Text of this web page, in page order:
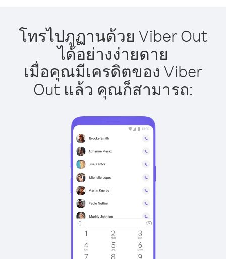
โทรไปภูฏานด้วย Viber Out
ได้อย่างง่ายดาย
เมื่อคุณมีเครดิตของ Viber
Out แล้ว คุณก็สามารถ: